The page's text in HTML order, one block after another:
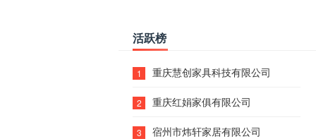
活跃榜
1 重庆慧创家具科技有限公司
2 重庆红娟家俱有限公司
3 宿州市炜轩家居有限公司